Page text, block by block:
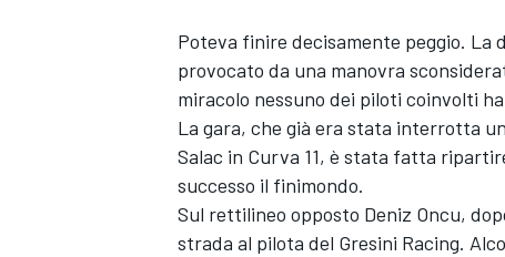
MONOPOSTO
Poteva finire decisamente peggio. La
provocato da una manovra
miracolo nessuno dei piloti coinvolti
La gara, che già era stata interrotta
Salac in Curva 11, è stata fatta
successo il finimondo.
Sul rettilineo opposto Deniz Oncu,
strada al pilota del Gresini Racing.